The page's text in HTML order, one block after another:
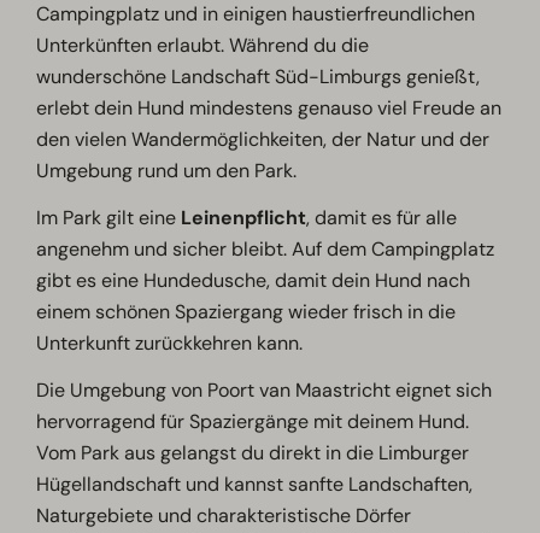
Campingplatz und in einigen haustierfreundlichen
Unterkünften erlaubt. Während du die
wunderschöne Landschaft Süd-Limburgs genießt,
erlebt dein Hund mindestens genauso viel Freude an
den vielen Wandermöglichkeiten, der Natur und der
Umgebung rund um den Park.
Im Park gilt eine Leinenpflicht, damit es für alle
angenehm und sicher bleibt. Auf dem Campingplatz
gibt es eine Hundedusche, damit dein Hund nach
einem schönen Spaziergang wieder frisch in die
Unterkunft zurückkehren kann.
Die Umgebung von Poort van Maastricht eignet sich
hervorragend für Spaziergänge mit deinem Hund.
Vom Park aus gelangst du direkt in die Limburger
Hügellandschaft und kannst sanfte Landschaften,
Naturgebiete und charakteristische Dörfer